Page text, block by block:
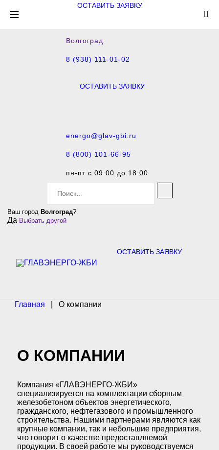
ОСТАВИТЬ ЗАЯВКУ
Волгоград
8 (938) 111-01-02
8 (800) 101-66-95
energo@glav-gbi.ru
пн-пт с 09:00 до 18:00
ОСТАВИТЬ ЗАЯВКУ
r
c
:
Ваш город Волгоград?
Да Выбрать другой
ОСТАВИТЬ ЗАЯВКУ
Главная О компании
О КОМПАНИИ
Компания «ГЛАВЭНЕРГО-ЖБИ»
специализируется на комплектации сборным
железобетоном объектов энергетического,
гражданского, нефтегазового и промышленного
строительства. Нашими партнерами являются как
крупные компании, так и небольшие предприятия,
что говорит о качестве предоставляемой
продукции. В своей работе мы руководствуемся